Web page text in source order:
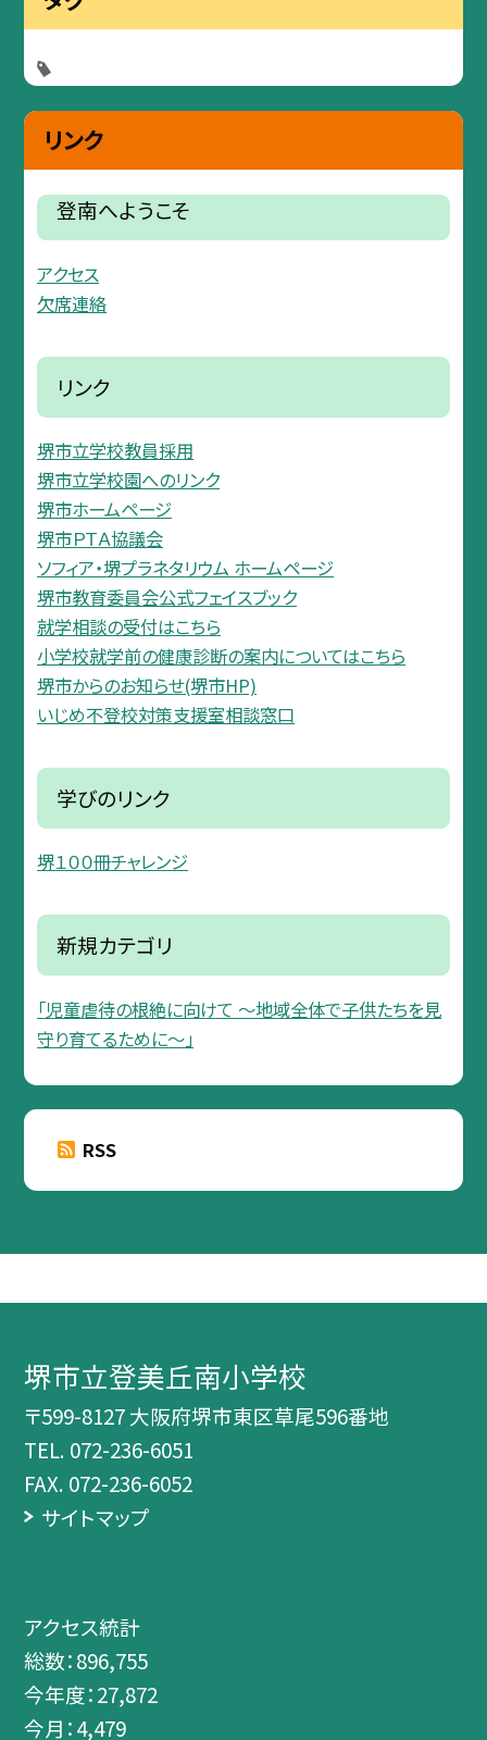
リンク
登南へようこそ
アクセス
欠席連絡
リンク
堺市立学校教員採用
堺市立学校園へのリンク
堺市ホームページ
堺市ＰＴＡ協議会
ソフィア・堺プラネタリウム ホームページ
堺市教育委員会公式フェイスブック
就学相談の受付はこちら
小学校就学前の健康診断の案内についてはこちら
堺市からのお知らせ(堺市HP)
いじめ不登校対策支援室相談窓口
学びのリンク
堺１００冊チャレンジ
新規カテゴリ
「児童虐待の根絶に向けて 〜地域全体で子供たちを見
守り育てるために〜」
RSS
堺市立登美丘南小学校
〒599-8127 大阪府堺市東区草尾596番地
TEL. 072-236-6051
FAX. 072-236-6052
サイトマップ
アクセス統計
総数：896,755
今年度：27,872
今月：4,479